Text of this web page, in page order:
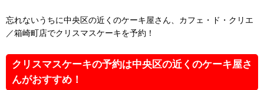
忘れないうちに中央区の近くのケーキ屋さん、カフェ・ド・クリエ
／箱崎町店でクリスマスケーキを予約！
クリスマスケーキの予約は中央区の近くのケーキ屋さ
んがおすすめ！